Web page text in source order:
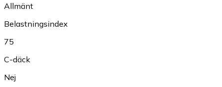
Allmänt
Belastningsindex
75
C-däck
Nej